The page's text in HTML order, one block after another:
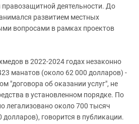
деятельности. До
развитием местных
вопросами в рамках проектов
в 2022-2024 годах незаконно
манатов (около 62 000 долларов) -
"договора об оказании услуг", не
в установленном порядке. По
легализовано около 700 тысяч
говорится в публикации.